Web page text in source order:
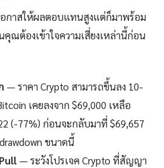
อกาสให้ผลตอบแทนสูงแต่ก็มาพร้อม
คุณต้องเข้าใจความเสี่ยงเหล่านี้ก่อน
— ราคา Crypto สามารถขึ้นลง 10-
เคยลงจาก $69,000 เหลือ
(-77%) ก่อนจะกลับมาที่ $69,657
ขนาดนี้
— ระวังโปรเจค Crypto ที่สัญญา